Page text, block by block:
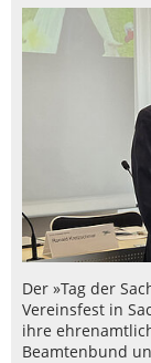
Der »Tag der
Vereinsfest in
ihre
Beamtenbund